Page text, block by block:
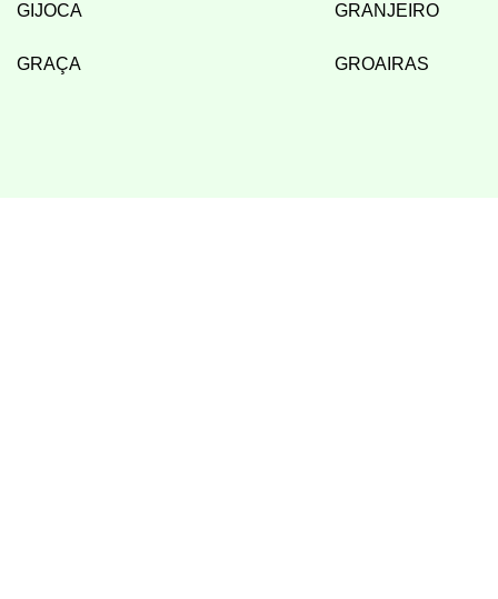
GIJOCA GRANJEIRO
GRAÇA GROAIRAS